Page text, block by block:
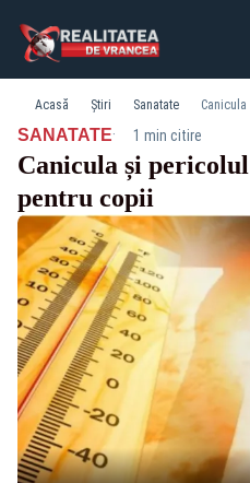
Acasă Știri Sanatate
SANATATE· 1 min citire
Canicula și
pentru copii